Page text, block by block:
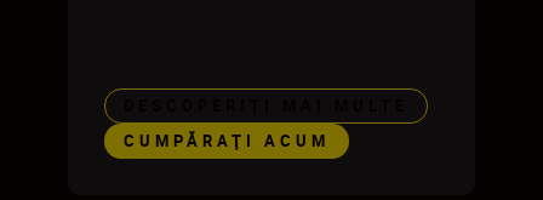
CUMPĂRAŢI ACUM